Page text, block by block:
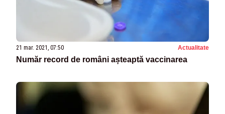
21 mar. 2021, 07:50 Actualitate
Număr record de români așteaptă vaccinarea